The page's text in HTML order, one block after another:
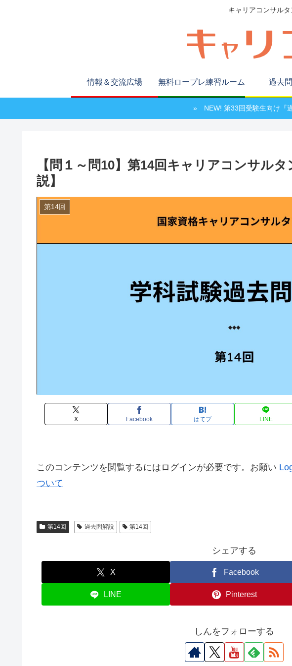
キャリアコンサル
情報＆交流広場 無料ロープレ練習ルーム 過去
» NEW! 第33回受験生向け『
【問１～問10】第14回キャリアコンサル
説】
第14回
X Facebook はてブ LINE
このコンテンツを閲覧するにはログインが必要です。お願い
ついて
第14回 過去問解説 第14回
シェアする
X Facebook
LINE Pinterest
しんをフォローする